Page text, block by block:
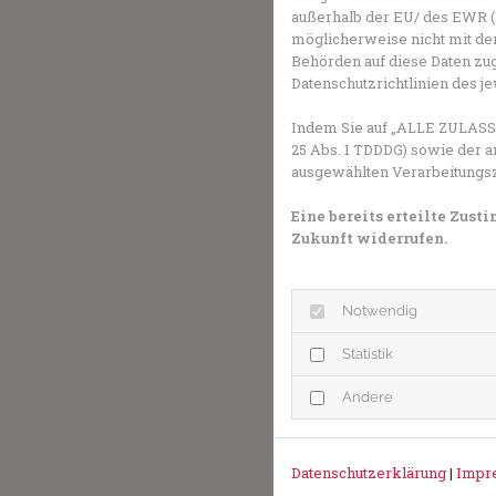
außerhalb der EU/ des EWR
möglicherweise nicht mit
Behörden auf diese Daten
Datenschutzrichtlinien des
Indem Sie auf „ALLE
25 Abs. 1 TDDDG) sowie
ausgewählten
Eine bereits erteilte
Zukunft widerrufen.
Notwendig
Statistik
Andere
Datenschutzerklärung|